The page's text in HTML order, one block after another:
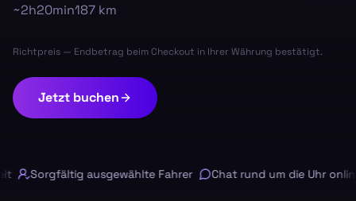
~2h20min187 km
Richtpreis — Endbetrag beim Checkout in Ihrer Währung bestätigt.
Jetzt buchen
Sorgfältig ausgewählte Fahrer Chat rund um die Uhr online